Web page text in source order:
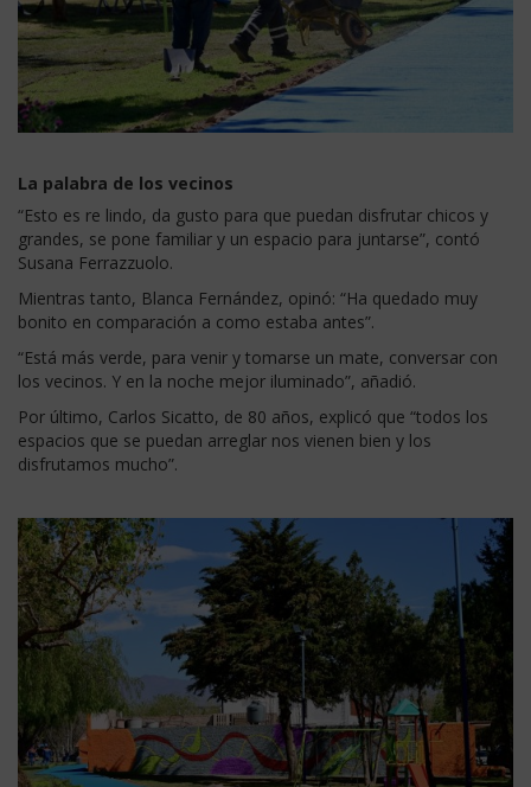
La palabra de los vecinos
“Esto es re lindo, da gusto para que puedan disfrutar chicos y
grandes, se pone familiar y un espacio para juntarse”, contó
Susana Ferrazzuolo.
Mientras tanto, Blanca Fernández, opinó: “Ha quedado muy
bonito en comparación a como estaba antes”.
“Está más verde, para venir y tomarse un mate, conversar con
los vecinos. Y en la noche mejor iluminado”, añadió.
Por último, Carlos Sicatto, de 80 años, explicó que “todos los
espacios que se puedan arreglar nos vienen bien y los
disfrutamos mucho”.